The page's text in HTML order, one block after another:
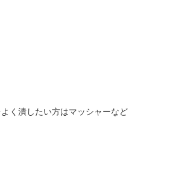
く潰したい方はマッシャーなど